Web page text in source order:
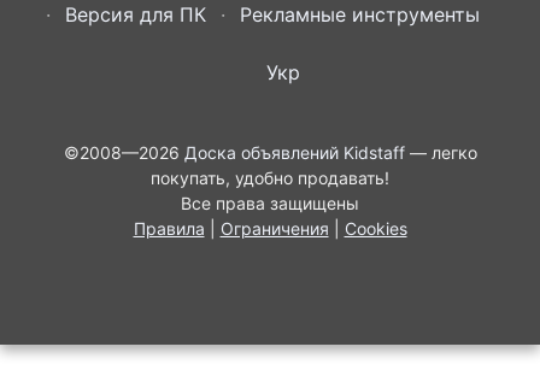
Версия для ПК
Рекламные инструменты
Укр
©2008—2026 Доска объявлений Kidstaff— легко
покупать, удобно продавать!
Все права защищены
Правила
Ограничения Cookies